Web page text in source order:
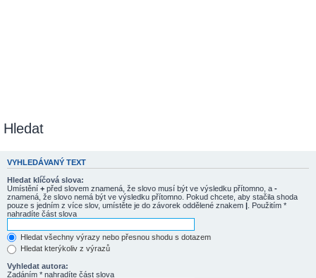
Hledat
VYHLEDÁVANÝ TEXT
Hledat klíčová slova:
Umístění + před slovem znamená, že slovo musí být ve výsledku přítomno, a -
znamená, že slovo nemá být ve výsledku přítomno. Pokud chcete, aby stačila shoda
pouze s jedním z více slov, umístěte je do závorek oddělené znakem | . Použitím *
nahradíte část slova
Hledat všechny výrazy nebo přesnou shodu s dotazem
Hledat kterýkoliv z výrazů
Vyhledat autora:
Zadáním * nahradíte část slova